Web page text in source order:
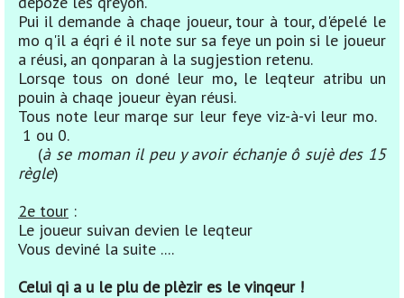
Pui il demande à chaqe joueur, tour à tour, d'épelé le
mo q'il a éqri é il note sur sa feye un poin si le joueur
a réusi, an qonparan à la sugjestion retenu.
Lorsqe tous on doné leur mo, le leqteur atribu un
pouin à chaqe joueur èyan réusi.
Tous note leur marqe sur leur feye viz-à-vi leur mo.
1 ou 0.
(à se moman il peu y avoir échanje ô sujè des 15
règle)
2e tour :
Le joueur suivan devien le leqteur
Vous deviné la suite ....
Celui qi a u le plu de plèzir es le vinqeur !